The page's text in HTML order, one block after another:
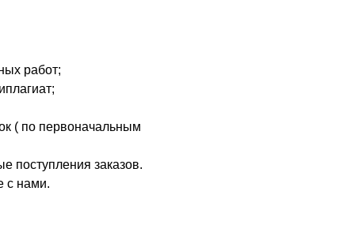
работ;
( по первоначальным
поступления заказов.
с нами.